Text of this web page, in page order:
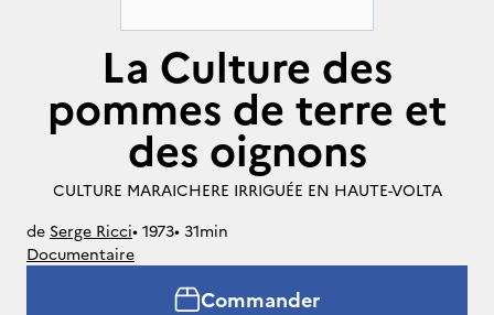
La Culture des
pommes de terre et
des oignons
CULTURE MARAICHERE IRRIGUÉE EN HAUTE-VOLTA
de Serge Ricci• 1973• 31min
Documentaire
Commander